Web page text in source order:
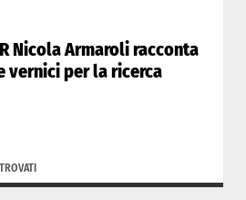
Nicola Armaroli racconta
vernici per la ricerca